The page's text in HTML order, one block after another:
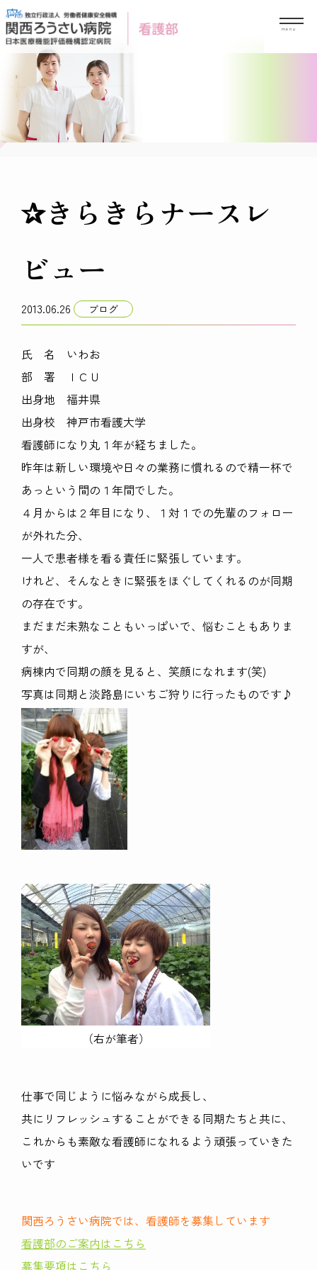
Skip
to
content
✰きらきらナースレ
ビュー
2013.06.26 ブログ
氏 名 いわお
部 署 ＩＣＵ
出身地 福井県
出身校 神戸市看護大学
看護師になり丸１年が経ちました。
昨年は新しい環境や日々の業務に慣れるので精一杯で
あっという間の１年間でした。
４月からは２年目になり、１対１での先輩のフォロー
が外れた分、
一人で患者様を看る責任に緊張しています。
けれど、そんなときに緊張をほぐしてくれるのが同期
の存在です。
まだまだ未熟なこともいっぱいで、悩むこともありま
すが、
病棟内で同期の顔を見ると、笑顔になれます(笑)
写真は同期と淡路島にいちご狩りに行ったものです♪
（右が筆者）
仕事で同じように悩みながら成長し、
共にリフレッシュすることができる同期たちと共に、
これからも素敵な看護師になれるよう頑張っていきた
いです
関西ろうさい病院では、看護師を募集しています
看護部のご案内はこちら
募集要項はこちら